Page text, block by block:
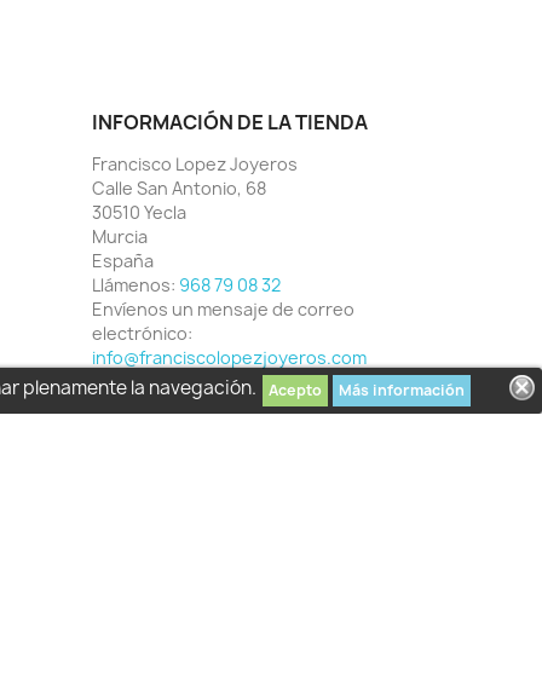
plenamente la navegación. Acepto Más información
INFORMACIÓN DE LA TIENDA
Francisco Lopez Joyeros
Calle San Antonio, 68
30510 Yecla
Murcia
España
Llámenos: 968 79 08 32
Envíenos un mensaje de correo
electrónico:
info@franciscolopezjoyeros.com